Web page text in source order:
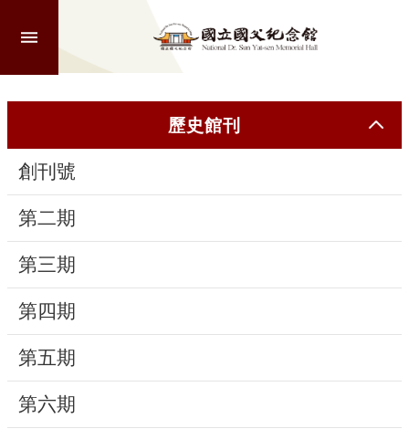
階
尋
認
識
本
館
參
觀
動
歷史館刊
創刊號
第二期
第三期
第四期
第五期
第六期